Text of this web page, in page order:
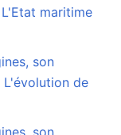
maritime
son
de
son